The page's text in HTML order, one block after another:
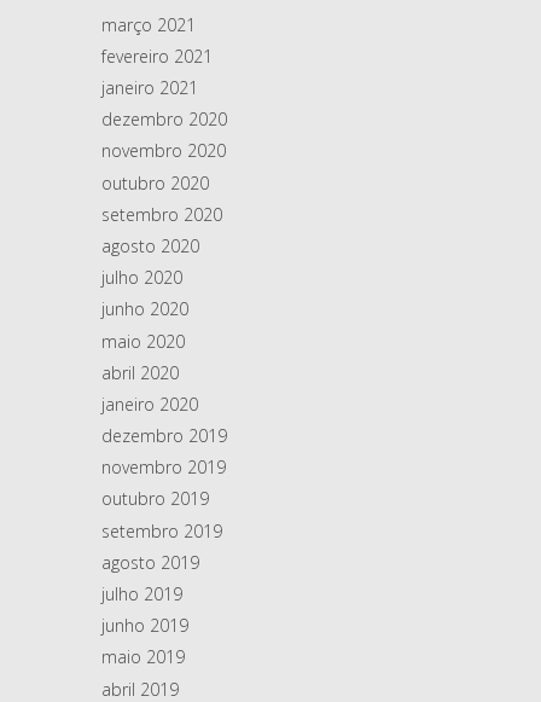
março 2021
fevereiro 2021
janeiro 2021
dezembro 2020
novembro 2020
outubro 2020
setembro 2020
agosto 2020
julho 2020
junho 2020
maio 2020
abril 2020
janeiro 2020
dezembro 2019
novembro 2019
outubro 2019
setembro 2019
agosto 2019
julho 2019
junho 2019
maio 2019
abril 2019